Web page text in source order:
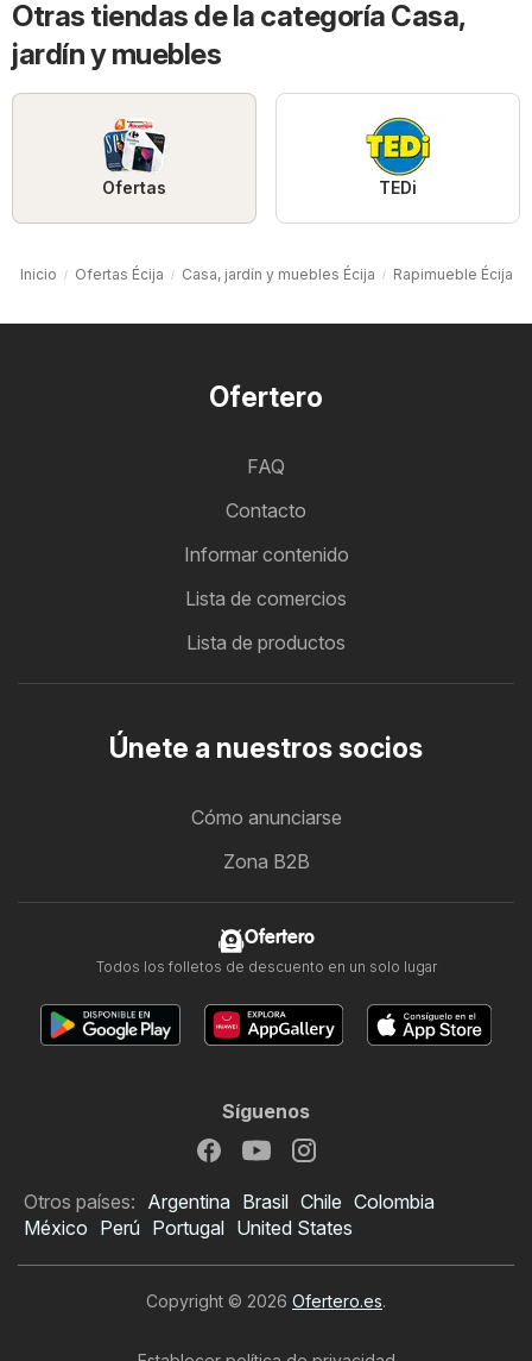
Otras tiendas de la categoría Casa,
jardín y muebles
Ofertas TEDi
Inicio Ofertas Écija Casa, jardín y muebles Écija Rapimueble Écija
Ofertero
FAQ
Contacto
Informar contenido
Lista de comercios
Lista de productos
Únete a nuestros socios
Cómo anunciarse
Zona B2B
Ofertero
Todos los folletos de descuento en un solo lugar
Síguenos
Otros países: Argentina Brasil Chile Colombia
México Perú Portugal United States
Copyright © 2026 Ofertero.es.